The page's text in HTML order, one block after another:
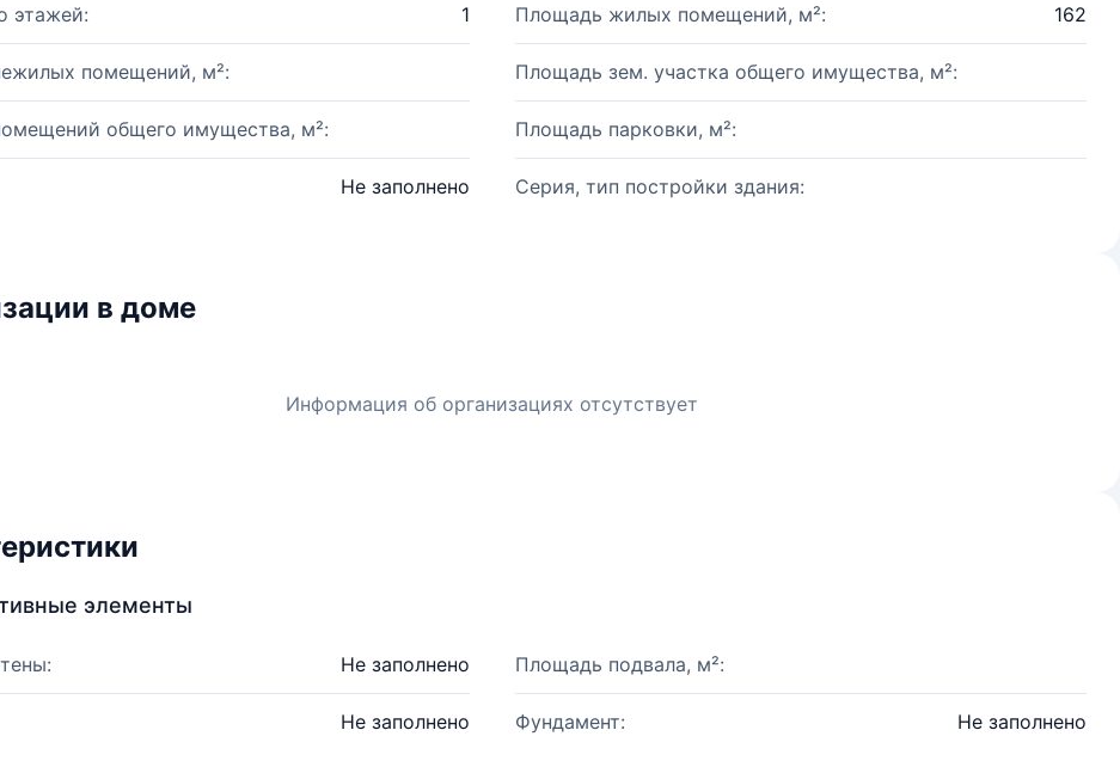
этажей: 1 Площадь жилых помещений, м²: 162
помещений, м²: Площадь зем. участка общего имущества, м²:
общего имущества, м²: Площадь парковки, м²:
Не заполнено Серия, тип постройки здания:
в доме
Информация об организациях отсутствует
элементы
Не заполнено Площадь подвала, м²:
Не заполнено Фундамент: Не заполнено